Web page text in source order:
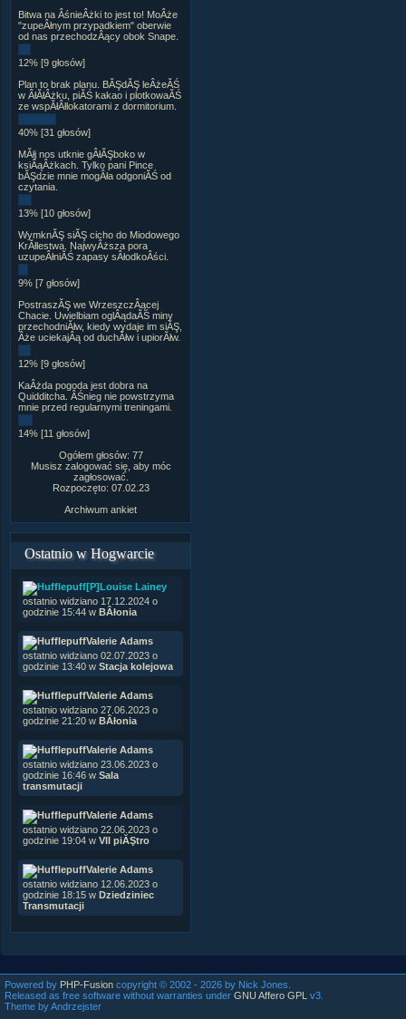
Bitwa na ÂśnieÂżki to jest to! MoÂże
"zupeÂłnym przypadkiem" oberwie
od nas przechodzÂący obok Snape.
12% [9 głosów]
Plan to brak planu. BĂŞdĂŞ leÂżeĂŚ
w ÂłĂłÂżku, piĂŚ kakao i plotkowaĂŚ
ze wspĂłÂłlokatorami z dormitorium.
40% [31 głosów]
MĂłj nos utknie gÂłĂŞboko w
ksiÂąÂżkach. Tylko pani Pince
bĂŞdzie mnie mogÂła odgoniĂŚ od
czytania.
13% [10 głosów]
WymknĂŞ siĂŞ cicho do Miodowego
KrĂłlestwa. NajwyÂższa pora
uzupeÂłniĂŚ zapasy sÂłodkoÂści.
9% [7 głosów]
PostraszĂŞ we WrzeszczÂącej
Chacie. Uwielbiam oglÂądaĂŚ miny
przechodniĂłw, kiedy wydaje im siĂŞ,
Âże uciekajÂą od duchĂłw i upiorĂłw.
12% [9 głosów]
KaÂżda pogoda jest dobra na
Quidditcha. ÂŚnieg nie powstrzyma
mnie przed regularnymi treningami.
14% [11 głosów]
Ogółem głosów: 77
Musisz zalogować się, aby móc
zagłosować.
Rozpoczęto: 07.02.23
Archiwum ankiet
Ostatnio w Hogwarcie
[P]Louise Lainey
ostatnio widziano 17.12.2024 o
godzinie 15:44 w BÂłonia
Valerie Adams
ostatnio widziano 02.07.2023 o
godzinie 13:40 w Stacja kolejowa
Valerie Adams
ostatnio widziano 27.06.2023 o
godzinie 21:20 w BÂłonia
Valerie Adams
ostatnio widziano 23.06.2023 o
godzinie 16:46 w Sala
transmutacji
Valerie Adams
ostatnio widziano 22.06.2023 o
godzinie 19:04 w VII piĂŞtro
Valerie Adams
ostatnio widziano 12.06.2023 o
godzinie 18:15 w Dziedziniec
Transmutacji
Powered by PHP-Fusion copyright © 2002 - 2026 by Nick Jones.
Released as free software without warranties under GNU Affero GPL
v3.
Theme by Andrzejster